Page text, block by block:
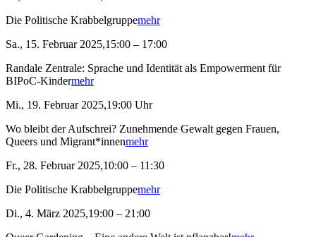
Die Politische Krabbelgruppemehr
Sa., 15. Februar 2025,15:00 – 17:00
Randale Zentrale: Sprache und Identität als Empowerment für
BIPoC-Kindermehr
Mi., 19. Februar 2025,19:00 Uhr
Wo bleibt der Aufschrei? Zunehmende Gewalt gegen Frauen,
Queers und Migrant*innenmehr
Fr., 28. Februar 2025,10:00 – 11:30
Die Politische Krabbelgruppemehr
Di., 4. März 2025,19:00 – 21:00